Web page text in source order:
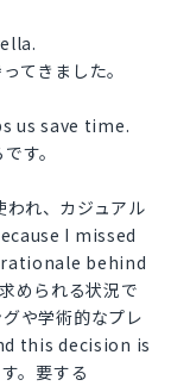
てきました。
us save time.
す。
れ、カジュアル
I missed
rationale behind
められる状況で
や学術的なプレ
this decision is
。要する